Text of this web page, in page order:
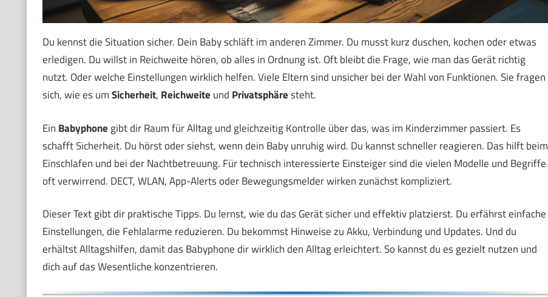
Du kennst die Situation sicher. Dein Baby schläft im anderen Zimmer. Du musst kurz duschen, kochen oder etwas
erledigen. Du willst in Reichweite hören, ob alles in Ordnung ist. Oft bleibt die Frage, wie man das Gerät richtig
nutzt. Oder welche Einstellungen wirklich helfen. Viele Eltern sind unsicher bei der Wahl von Funktionen. Sie fragen
sich, wie es umSicherheit, Reichweite und Privatsphäresteht.
Ein Babyphone gibt dir Raum für Alltag und gleichzeitig Kontrolle über das, was im Kinderzimmer passiert. Es
schafft Sicherheit. Du hörst oder siehst, wenn dein Baby unruhig wird. Du kannst schneller reagieren. Das hilft beim
Einschlafen und bei der Nachtbetreuung. Für technisch interessierte Einsteiger sind die vielen Modelle und Begriffe
oft verwirrend. DECT, WLAN, App-Alerts oder Bewegungsmelder wirken zunächst kompliziert.
Dieser Text gibt dir praktische Tipps. Du lernst, wie du das Gerät sicher und effektiv platzierst. Du erfährst einfache
Einstellungen, die Fehlalarme reduzieren. Du bekommst Hinweise zu Akku, Verbindung und Updates. Und du
erhältst Alltagshilfen, damit das Babyphone dir wirklich den Alltag erleichtert. So kannst du es gezielt nutzen und
dich auf das Wesentliche konzentrieren.